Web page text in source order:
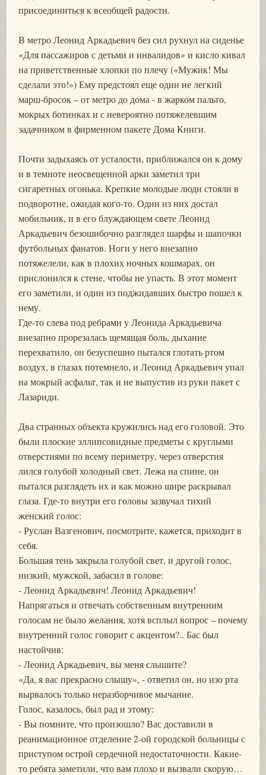
присоединиться к всеобщей радости.
В метро Леонид Аркадьевич без сил рухнул на сиденье
«Для пассажиров с детьми и инвалидов» и кисло кивал
на приветственные хлопки по плечу («Мужик! Мы
сделали это!») Ему предстоял еще один не легкий
марш-бросок – от метро до дома - в жарком пальто,
мокрых ботинках и с невероятно потяжелевшим
задачником в фирменном пакете Дома Книги.
Почти задыхаясь от усталости, приближался он к дому
и в темноте неосвещенной арки заметил три
сигаретных огонька. Крепкие молодые люди стояли в
подворотне, ожидая кого-то. Один из них достал
мобильник, и в его блуждающем свете Леонид
Аркадьевич безошибочно разглядел шарфы и шапочки
футбольных фанатов. Ноги у него внезапно
потяжелели, как в плохих ночных кошмарах, он
прислонился к стене, чтобы не упасть. В этот момент
его заметили, и один из поджидавших быстро пошел к
нему.
Где-то слева под ребрами у Леонида Аркадьевича
внезапно прорезалась щемящая боль, дыхание
перехватило, он безуспешно пытался глотать ртом
воздух, в глазах потемнело, и Леонид Аркадьевич упал
на мокрый асфальт, так и не выпустив из руки пакет с
Лазариди.
Два странных объекта кружились над его головой. Это
были плоские эллипсовидные предметы с круглыми
отверстиями по всему периметру, через отверстия
лился голубой холодный свет. Лежа на спине, он
пытался разглядеть их и как можно шире раскрывал
глаза. Где-то внутри его головы зазвучал тихий
женский голос:
- Руслан Вазгенович, посмотрите, кажется, приходит в
себя.
Большая тень закрыла голубой свет, и другой голос,
низкий, мужской, забасил в голове:
- Леонид Аркадьевич! Леонид Аркадьевич!
Напрягаться и отвечать собственным внутренним
голосам не было желания, хотя всплыл вопрос – почему
внутренний голос говорит с акцентом?.. Бас был
настойчив:
- Леонид Аркадьевич, вы меня слышите?
«Да, я вас прекрасно слышу», - ответил он, но изо рта
вырвалось только неразборчивое мычание.
Голос, казалось, был рад и этому:
- Вы помните, что произошло? Вас доставили в
реанимационное отделение 2-ой городской больницы с
приступом острой сердечной недостаточности. Какие-
то ребята заметили, что вам плохо и вызвали скорую…